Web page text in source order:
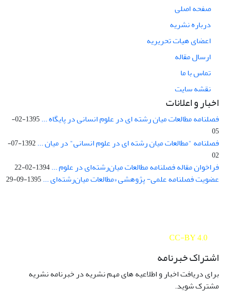
صفحه اصلی
درباره نشریه
اعضای هیات تحریریه
ارسال مقاله
تماس با ما
نقشه سایت
اخبار و اعلانات
فصلنامه مطالعات میان رشته ای در علوم انسانی در پایگاه ...
1395-02-
05
فصلنامه "مطالعات میان رشته ای در علوم انسانی" در میان ...
1392-07-
02
فراخوان مقاله فصلنامه مطالعات میان‌رشته‌ای در علوم ...1394-02-22
عضویت فصلنامه علمی- پژوهشی «مطالعات میان‌رشته‌ای ...1395-09-29
CC-BY 4.0
اشتراک خبرنامه
برای دریافت اخبار و اطلاعیه های مهم نشریه در خبرنامه نشریه
مشترک شوید.